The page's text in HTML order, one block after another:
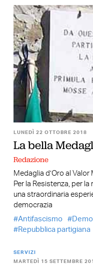
LUNEDÌ 22 OTTOBRE 2018
La bella
Redazione
Medaglia d’Oro al
Per la Resistenza, per
una straordinaria
democrazia
Antifascismo
Repubblica partigiana
SERVIZI
MARTEDÌ 15 SETTEMBRE